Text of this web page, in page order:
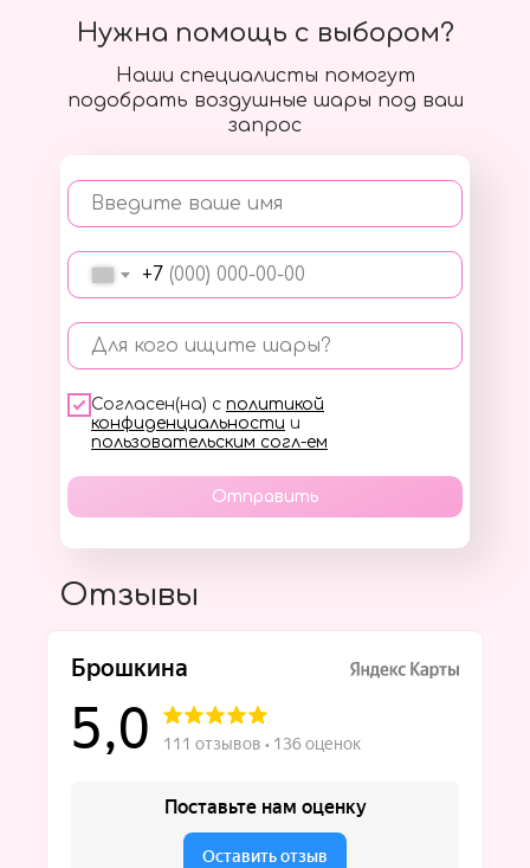
Наши специалисты помогут
подобрать воздушные шары под ваш
запрос
Введите ваше имя
+7
Для кого ищите шары?
Согласен(на) с политикой
конфиденциальности и
пользовательским согл-ем
Отправить
Нужна помощь с выбором?
Отзывы